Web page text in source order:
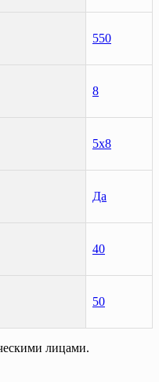
550
8
5х8
Да
40
50
лицами.